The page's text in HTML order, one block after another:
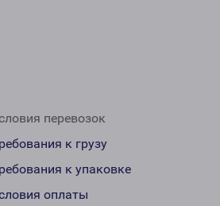
перевозок
к грузу
к упаковке
оплаты